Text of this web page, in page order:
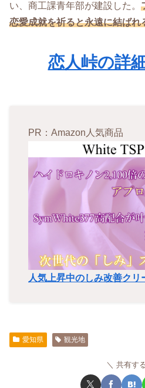
い、商工課青年部が建設した。
恋愛成就を祈ると永遠に結ばれ
恋人峠の詳
PR：Amazon人気商品
人気上昇中のしみ改善クリ
愛知県 観光地
共有す